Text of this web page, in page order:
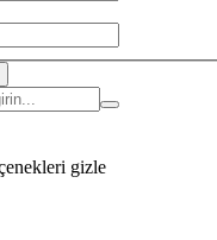
gizle